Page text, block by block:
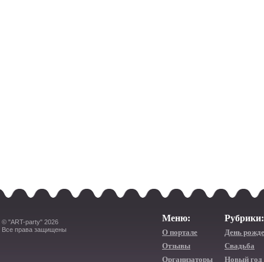
© "ART-party" 2026
Все права защищены
Меню:
О портале
Отзывы
Организаторы
Рубрики:
День
Свадьба
Новый год